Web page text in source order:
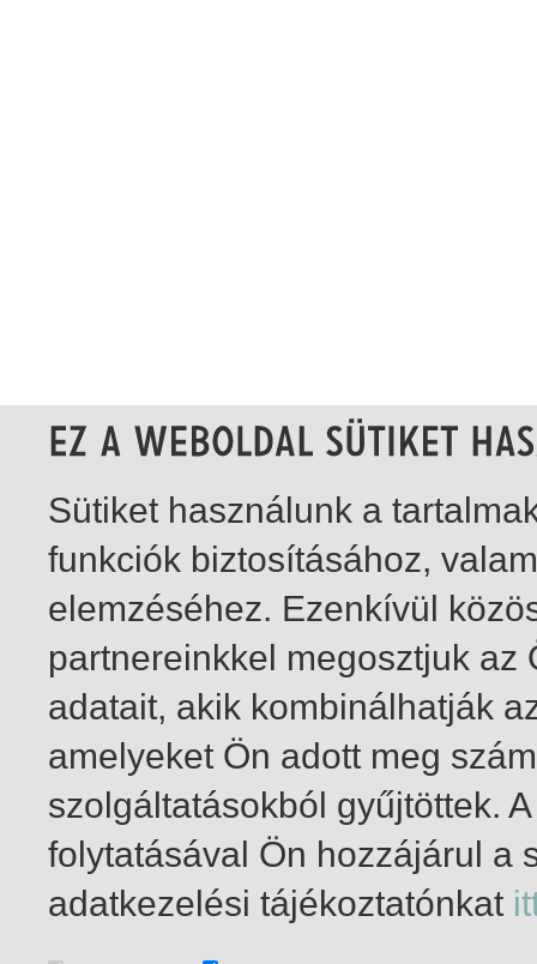
1-2 / total 2 hit
Sütiket használunk a
funkciók biztosításához,
elemzéséhez. Ezenkívül
partnereinkkel megosztjuk
adatait, akik kombinálhatják
amelyeket Ön adott meg
szolgáltatásokból gyűjtöttek.
folytatásával Ön hozzájárul a
adatkezelési tájékoztatónkat